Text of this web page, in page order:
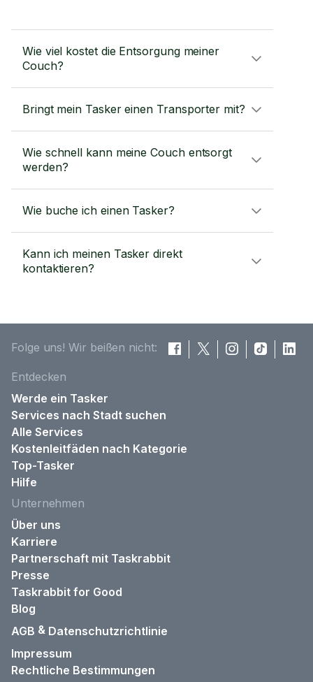
Wie viel kostet die Entsorgung meiner
Couch?
Bringt mein Tasker einen Transporter mit?
Wie schnell kann meine Couch entsorgt
werden?
Wie buche ich einen Tasker?
Kann ich meinen Tasker direkt
kontaktieren?
Folge uns! Wir beißen nicht:
Entdecken
Werde ein Tasker
Services nach Stadt suchen
Alle Services
Kostenleitfäden nach Kategorie
Top-Tasker
Hilfe
Unternehmen
Über uns
Karriere
Partnerschaft mit Taskrabbit
Presse
Taskrabbit for Good
Blog
AGB & Datenschutzrichtlinie
Impressum
Rechtliche Bestimmungen